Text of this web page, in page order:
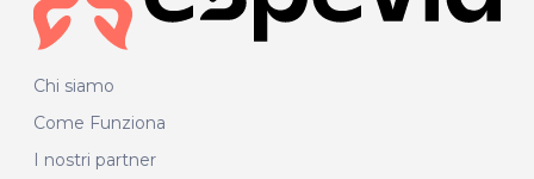
Chi siamo
Come Funziona
I nostri partner